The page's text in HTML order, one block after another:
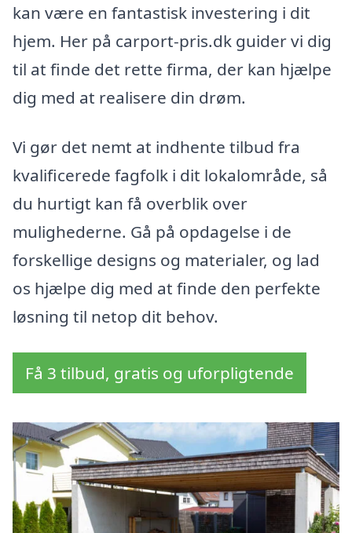
kan være en fantastisk investering i dit
hjem. Her på carport-pris.dk guider vi dig
til at finde det rette firma, der kan hjælpe
dig med at realisere din drøm.
Vi gør det nemt at indhente tilbud fra
kvalificerede fagfolk i dit lokalområde, så
du hurtigt kan få overblik over
mulighederne. Gå på opdagelse i de
forskellige designs og materialer, og lad
os hjælpe dig med at finde den perfekte
løsning til netop dit behov.
Få 3 tilbud, gratis og uforpligtende